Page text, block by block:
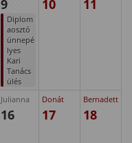
9
Diplom
aosztó
ünnepé
lyes
Kari
Tanács
ülés
10 11
Julianna
16
Donát
17
Bernadett
18